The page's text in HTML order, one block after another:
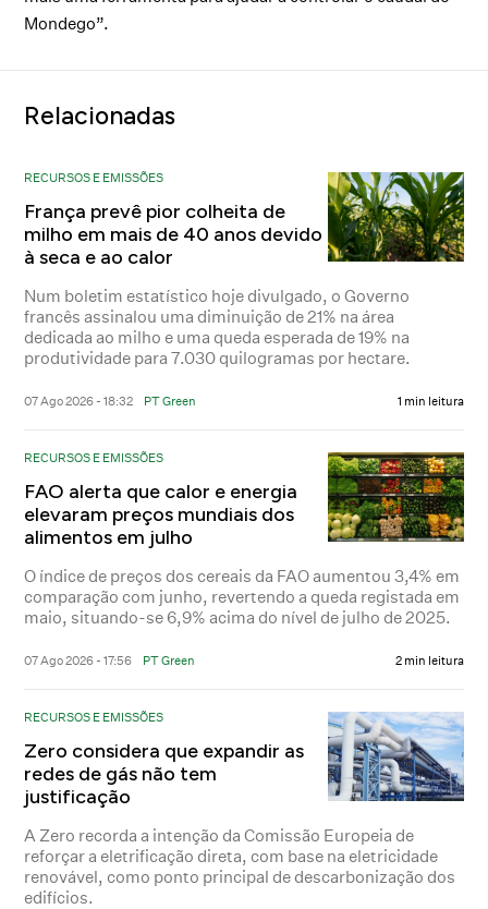
Mondego”.
Relacionadas
RECURSOS E EMISSÕES
França prevê pior colheita de
milho em mais de 40 anos devido
à seca e ao calor
Num boletim estatístico hoje divulgado, o Governo
francês assinalou uma diminuição de 21% na área
dedicada ao milho e uma queda esperada de 19% na
produtividade para 7.030 quilogramas por hectare.
07 Ago 2026 - 18:32 PT Green 1 min leitura
RECURSOS E EMISSÕES
FAO alerta que calor e energia
elevaram preços mundiais dos
alimentos em julho
O índice de preços dos cereais da FAO aumentou 3,4% em
comparação com junho, revertendo a queda registada em
maio, situando-se 6,9% acima do nível de julho de 2025.
07 Ago 2026 - 17:56 PT Green 2 min leitura
RECURSOS E EMISSÕES
Zero considera que expandir as
redes de gás não tem
justificação
A Zero recorda a intenção da Comissão Europeia de
reforçar a eletrificação direta, com base na eletricidade
renovável, como ponto principal de descarbonização dos
edifícios.